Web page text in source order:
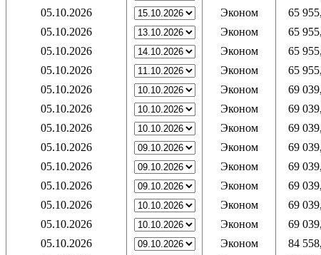
05.10.2026
Эконом 65
05.10.2026
Эконом 65
05.10.2026
Эконом 65
05.10.2026
Эконом 65
05.10.2026
Эконом 69
05.10.2026
Эконом 69
05.10.2026
Эконом 69
05.10.2026
Эконом 69
05.10.2026
Эконом 69
05.10.2026
Эконом 69
05.10.2026
Эконом 69
05.10.2026
Эконом 69
05.10.2026
Эконом 84